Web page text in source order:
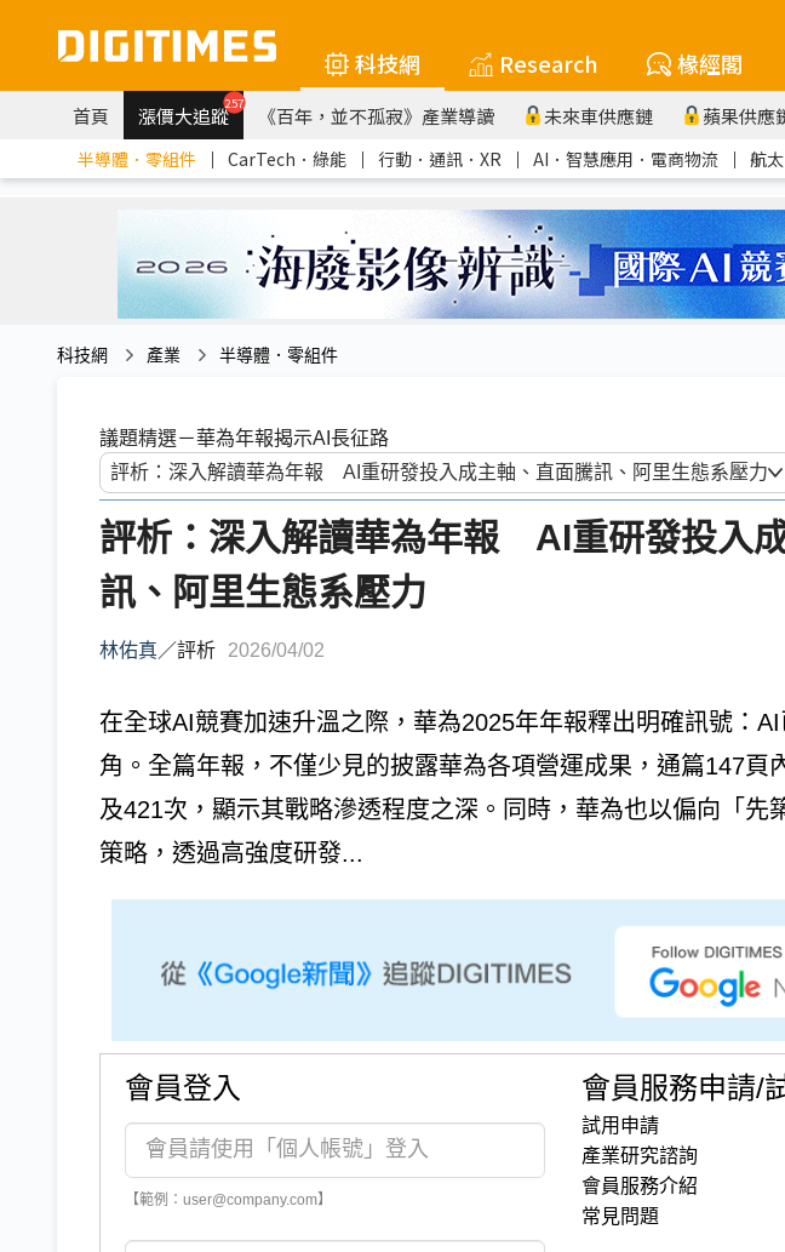
科技網 Research 椽經閣
首頁 漲價大追蹤257 《百年，並不孤寂》產業導讀 未來車供應鏈 蘋果供應
半導體．零組件 ｜ CarTech．綠能 ｜ 行動．通訊．XR ｜ AI．智慧應用．電商物流 ｜ 航
科技網 產業 半導體．零組件
議題精選－華為年報揭示AI長征路
評析：深入解讀華為年報 AI重研發投入
訊、阿里生態系壓力
林佑真／評析 2026/04/02
在全球AI競賽加速升溫之際，華為2025年年報釋出明確訊號：
角。全篇年報，不僅少見的披露華為各項營運成果，通篇147頁
及421次，顯示其戰略滲透程度之深。同時，華為也以偏向「先
策略，透過高強度研發...
會員登入
【範例：user@company.com】
會員服務申請/
試用申請
產業研究諮詢
會員服務介紹
常見問題